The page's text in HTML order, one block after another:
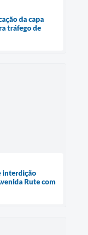
da capa
tráfego de
interdição
Rute com